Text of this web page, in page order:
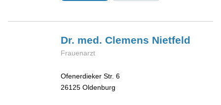
Dr. med. Clemens Nietfeld
Frauenarzt
Ofenerdieker Str. 6
26125 Oldenburg